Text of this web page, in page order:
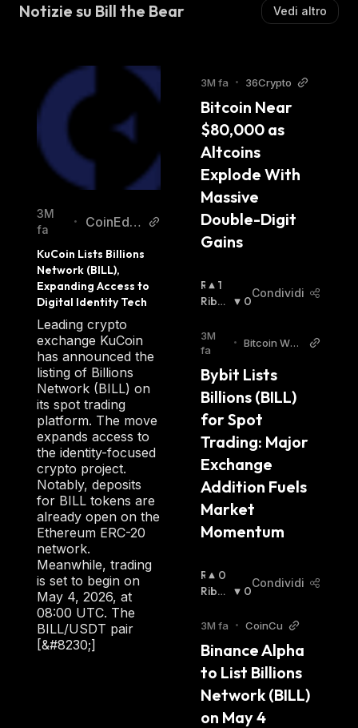
Notizie su Bill the Bear Vedi altro
3M
fa
•
CoinEditi
KuCoin Lists Billions
Network (BILL),
Expanding Access to
Digital Identity Tech
Leading crypto
exchange KuCoin
has announced the
listing of Billions
Network (BILL) on
its spot trading
platform. The move
expands access to
the identity-focused
crypto project.
Notably, deposits
for BILL tokens are
already open on the
Ethereum ERC-20
network.
Meanwhile, trading
is set to begin on
May 4, 2026, at
08:00 UTC. The
BILL/USDT pair
[&#8230;]
3M fa • 36Crypto
Bitcoin Near
$80,000 as
Altcoins
Explode With
Massive
Double-Digit
Gains
R
I
L
Z
S
T
A
1
Ribas
0
Condividi
3M
fa
• Bitcoin Worl
Bybit Lists
Billions (BILL)
for Spot
Trading: Major
Exchange
Addition Fuels
Market
Momentum
R
I
L
I
S
T
A
:
0
Ribas
0
Condividi
3M fa • CoinCu
Binance Alpha
to List Billions
Network (BILL)
on May 4